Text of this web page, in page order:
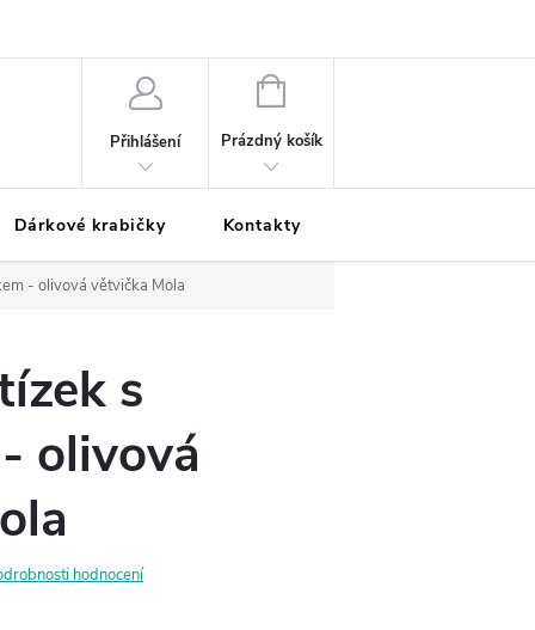
Přihlášení
NÁKUPNÍ
Prázdný košík
Dárkové krabičky Kontakty
- olivová větvička Mola
s
olivová
hodnocení